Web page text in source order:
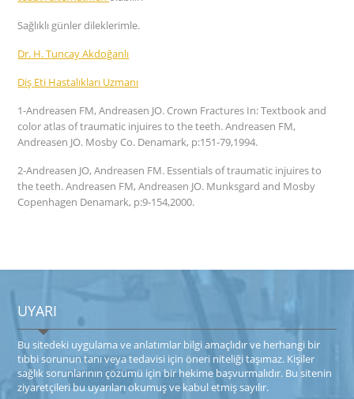
Sağlıklı günler dileklerimle.
Dr. H. Tuncay Akdoğanlı
Diş Eti Hastalıkları Uzmanı
1-Andreasen FM, Andreasen JO. Crown Fractures In: Textbook and
color atlas of traumatic injuires to the teeth. Andreasen FM,
Andreasen JO. Mosby Co. Denamark, p:151-79,1994.
2-Andreasen JO, Andreasen FM. Essentials of traumatic injuires to
the teeth. Andreasen FM, Andreasen JO. Munksgard and Mosby
Copenhagen Denamark, p:9-154,2000.
UYARI
Bu sitede​ki​​ uygulama ve anlatımlar ​bilgi amaçlıdır ve herhangi bir
tıbbi sorunun tanı veya tedavisi için öneri niteliği taşımaz. Kişiler
sağlık sorunlarının çözümü için bir hekime başvurmalıdır. Bu sitenin
ziyaretçileri bu uyarıları okumuş ve kabul etmiş sayılır.